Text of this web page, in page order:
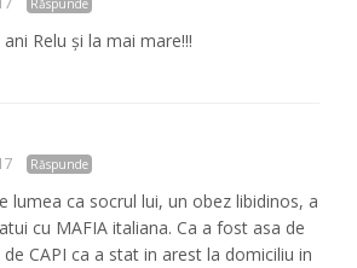
Răspunde
Relu şi la mai mare!!!
Răspunde
lumea ca socrul lui, un obez libidinos, a
cu MAFIA italiana. Ca a fost asa de
CAPI ca a stat in arest la domiciliu in